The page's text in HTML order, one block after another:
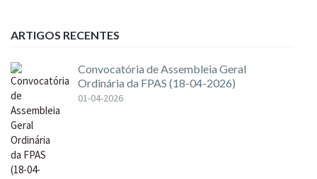
ARTIGOS RECENTES
Convocatória de Assembleia Geral
Ordinária da FPAS (18-04-2026)
01-04-2026